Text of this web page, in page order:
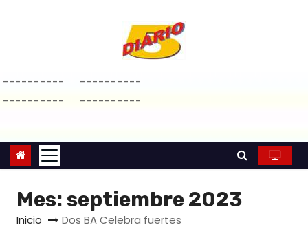
a
r
l
----------
----------
----------
----------
Mes:septiembre 2023
Inicio Dos BA Celebra fuertes